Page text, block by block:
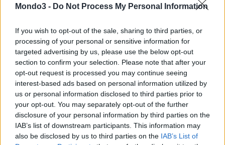
Mondo3 - Do Not Process My Personal Information
If you wish to opt-out of the sale, sharing to third parties, or
processing of your personal or sensitive information for
targeted advertising by us, please use the below opt-out
section to confirm your selection. Please note that after your
opt-out request is processed you may continue seeing
interest-based ads based on personal information utilized by
us or personal information disclosed to third parties prior to
your opt-out. You may separately opt-out of the further
disclosure of your personal information by third parties on the
IAB’s list of downstream participants. This information may
also be disclosed by us to third parties on the IAB’s List of